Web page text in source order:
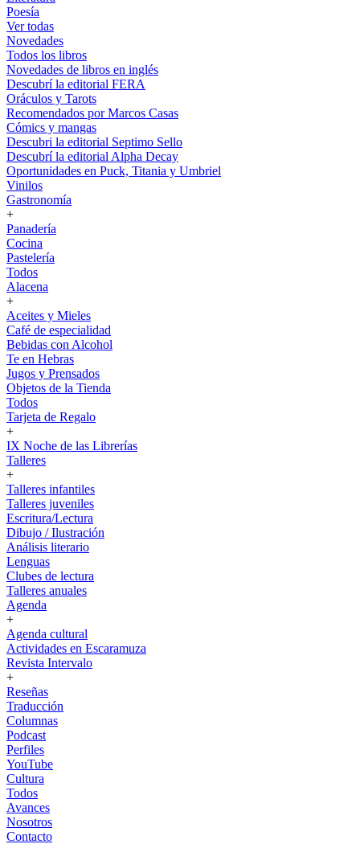
Poesía
Ver todas
Novedades
Todos los libros
Novedades de libros en inglés
Descubrí la editorial FERA
Oráculos y Tarots
Recomendados por Marcos Casas
Cómics y mangas
Descubri la editorial Septimo Sello
Descubrí la editorial Alpha Decay
Oportunidades en Puck, Titania y Umbriel
Vinilos
Gastronomía
+
Panadería
Cocina
Pastelería
Todos
Alacena
+
Aceites y Mieles
Café de especialidad
Bebidas con Alcohol
Te en Hebras
Jugos y Prensados
Objetos de la Tienda
Todos
Tarjeta de Regalo
+
IX Noche de las Librerías
Talleres
+
Talleres infantiles
Talleres juveniles
Escritura/Lectura
Dibujo / Ilustración
Análisis literario
Lenguas
Clubes de lectura
Talleres anuales
Agenda
+
Agenda cultural
Actividades en Escaramuza
Revista Intervalo
+
Reseñas
Traducción
Columnas
Podcast
Perfiles
YouTube
Cultura
Todos
Avances
Nosotros
Contacto